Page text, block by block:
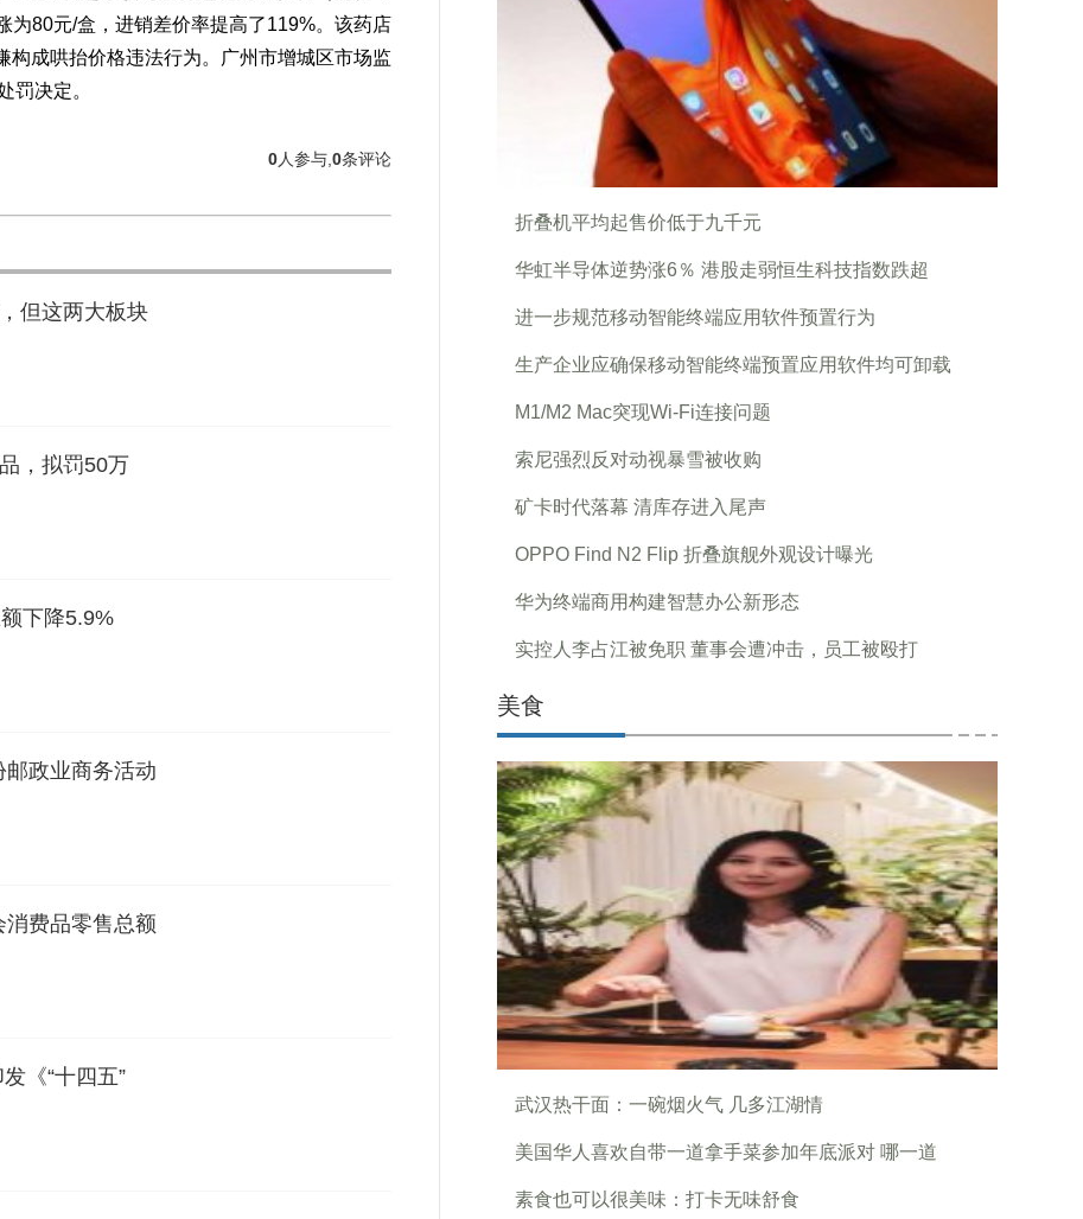
为80元/盒，进销差价率提高了119%。该药店
成哄抬价格违法行为。广州市增城区市场监
罚决定。
0条评论
0人参与,
但这两大板块
，拟罚50万
下降5.9%
政业商务活动
费品零售总额
《“十四五”
折叠机平均起售价低于九千元
华虹半导体逆势涨6％ 港股走弱恒生科技指数跌超
进一步规范移动智能终端应用软件预置行为
生产企业应确保移动智能终端预置应用软件均可卸载
M1/M2 Mac突现Wi-Fi连接问题
索尼强烈反对动视暴雪被收购
矿卡时代落幕 清库存进入尾声
OPPO Find N2 Flip 折叠旗舰外观设计曝光
华为终端商用构建智慧办公新形态
实控人李占江被免职 董事会遭冲击，员工被殴打
美食
武汉热干面：一碗烟火气 几多江湖情
美国华人喜欢自带一道拿手菜参加年底派对 哪一道
素食也可以很美味：打卡无味舒食